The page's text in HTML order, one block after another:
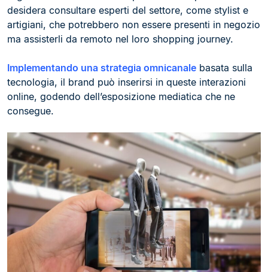
desidera consultare esperti del settore, come stylist e
artigiani, che potrebbero non essere presenti in negozio
ma assisterli da remoto nel loro shopping journey.
Implementando una strategia omnicanale basata sulla
tecnologia, il brand può inserirsi in queste interazioni
online, godendo dell’esposizione mediatica che ne
consegue.